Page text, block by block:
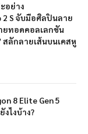
อย่าง
2 S จับมือศิลปินลาย
ยทอดคอลเลกชัน
สลักลายเส้นบนเคสหู
8 Elite Gen 5
ไงบ้าง?